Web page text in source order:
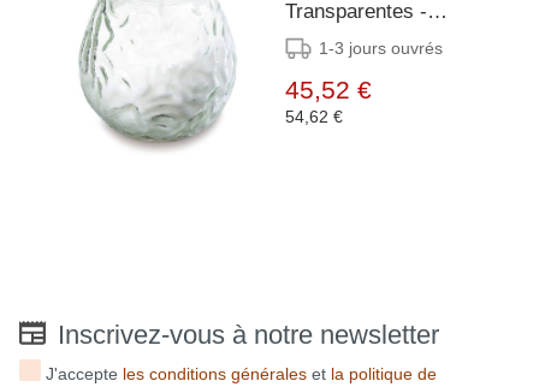
Transparentes -
Bolsius - 12 Pièces
1-3 jours ouvrés
45,52 €
54,62 €
Inscrivez-vous à notre newsletter
J'accepte les conditions générales et la politique de